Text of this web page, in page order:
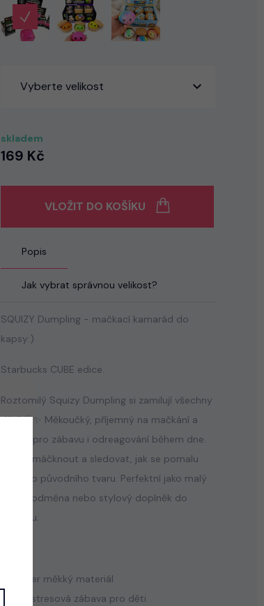
Vyberte velikost
skladem
169 Kč
VLOŽIT DO KOŠÍKU
Popis
Jak vybrat správnou velikost?
SQUIZY Dumpling - mačkací kamarád do
kapsy:)
Starbucks CUBE edice.
Roztomilý Squizy Dumpling si zamilují všechny
děti! 🥟✨ Měkoučký, příjemný na mačkání a
ideální pro zábavu i odreagování během dne.
Stačí zmáčknout a sledovat, jak se pomalu
vrací do původního tvaru. Perfektní jako malý
dárek, odměna nebo stylový doplněk do
batůžku.
🌈 Super měkký materiál
💖 Antistresová zábava pro děti